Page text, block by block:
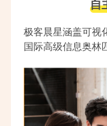
自
极客晨星涵盖可视
国际高级信息奥林